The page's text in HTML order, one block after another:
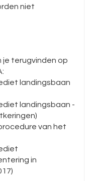
niet
terugvinden op
landingsbaan
landingsbaan -
van het
in